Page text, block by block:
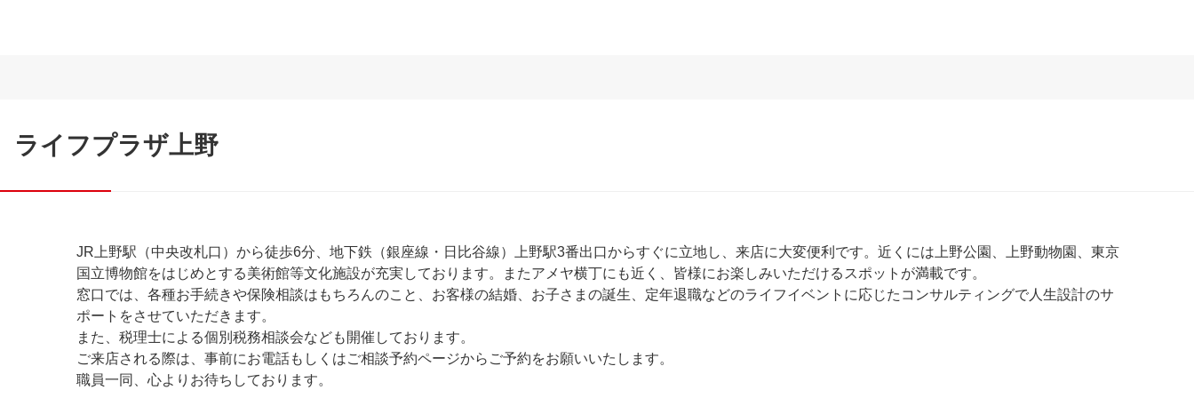
ライフプラザ上野
JR上野駅（中央改札口）から徒歩6分、地下鉄（銀座線・日比谷線）上野駅3番出口からすぐに立地し、来店に大変便利です。近くには上野公園、上野動物園、東京
国立博物館をはじめとする美術館等文化施設が充実しております。またアメヤ横丁にも近く、皆様にお楽しみいただけるスポットが満載です。
窓口では、各種お手続きや保険相談はもちろんのこと、お客様の結婚、お子さまの誕生、定年退職などのライフイベントに応じたコンサルティングで人生設計のサ
ポートをさせていただきます。
また、税理士による個別税務相談会なども開催しております。
ご来店される際は、事前にお電話もしくはご相談予約ページからご予約をお願いいたします。
職員一同、心よりお待ちしております。